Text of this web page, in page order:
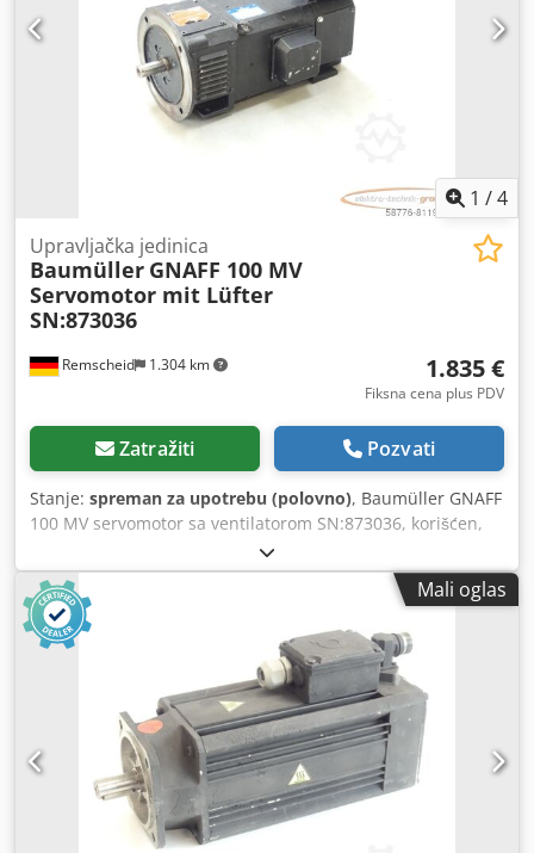
1 /4
Remscheid 1.304 km
Upravljačka jedinica
Baumüller GNAFF 100 MV
Servomotor mit Lüfter
SN:873036
1.835 €
Fiksna cena plus PDV
Zatražiti Pozvati
Stanje: spreman za upotrebu (polovno), Baumüller GNAFF
100 MV servomotor sa ventilatorom SN:873036, korišćen,
normalni znaci upotrebe, 100% funkcionalan, obim
isporuke prema fotografijama, PAŽNJA: Molimo vas da se
rascedite odvojeno o troškovima za pakovanje i otpremu!
PAŽNJA: Molimo vas da se ras raspitate za troškove
pakovanja i transporta odvojeno! Dcodpfxoi D E Eho Agqek
Mali oglas